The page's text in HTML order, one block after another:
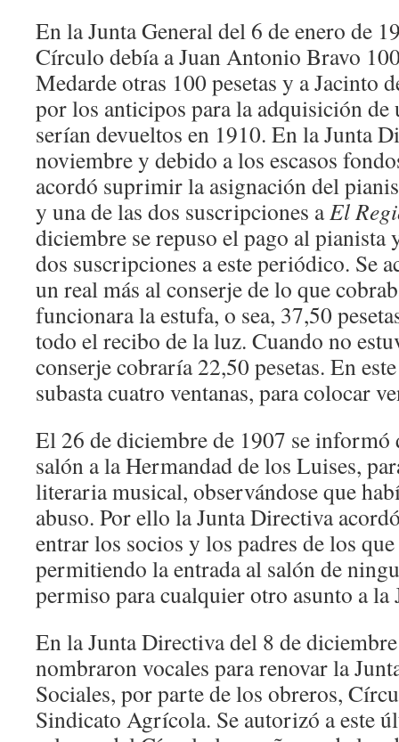
En la Junta General del 6 de enero de
Círculo debía a Juan Antonio Bravo
Medarde otras 100 pesetas y a Jacinto
por los anticipos para la adquisición de
serían devueltos en 1910. En la Junta
noviembre y debido a los escasos
acordó suprimir la asignación del
y una de las dos suscripciones aEl
diciembre se repuso el pago al pianista
dos suscripciones a este periódico. Se
un real más al conserje de lo que
funcionara la estufa, o sea, 37,50
todo el recibo de la luz. Cuando no
conserje cobraría 22,50 pesetas. En
subasta cuatro ventanas, para colocar
El 26 de diciembre de 1907 se informó
salón a la Hermandad de los Luises,
literaria musical, observándose que
abuso. Por ello la Junta Directiva
entrar los socios y los padres de los
permitiendo la entrada al salón de
permiso para cualquier otro asunto a la
En la Junta Directiva del 8 de
nombraron vocales para renovar la
Sociales, por parte de los obreros,
Sindicato Agrícola. Se autorizó a este